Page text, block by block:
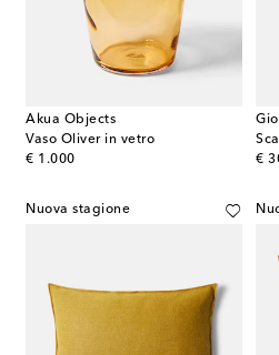
Akua Objects
Vaso Oliver in vetro
€ 1.000
original price
€
Nuova stagione